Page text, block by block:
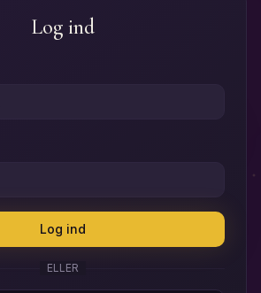
Log ind
Log ind
ELLER